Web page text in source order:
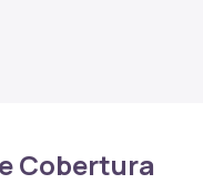
Cobertura